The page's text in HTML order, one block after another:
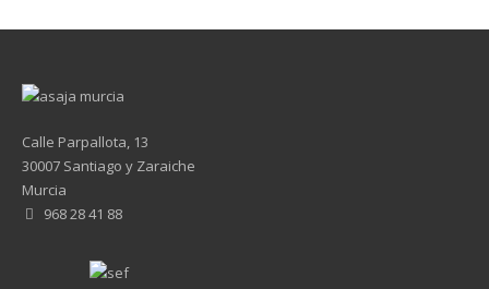
Calle Parpallota, 13
30007 Santiago y Zaraiche
Murcia
968 28 41 88